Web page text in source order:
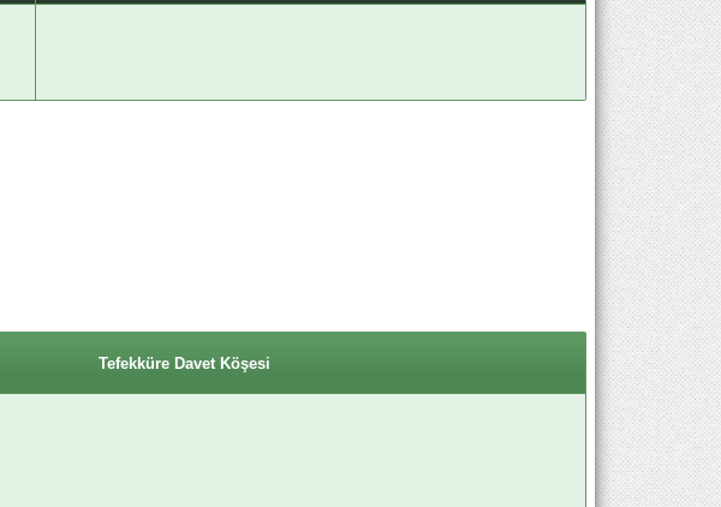
Tefekküre Davet Köşesi